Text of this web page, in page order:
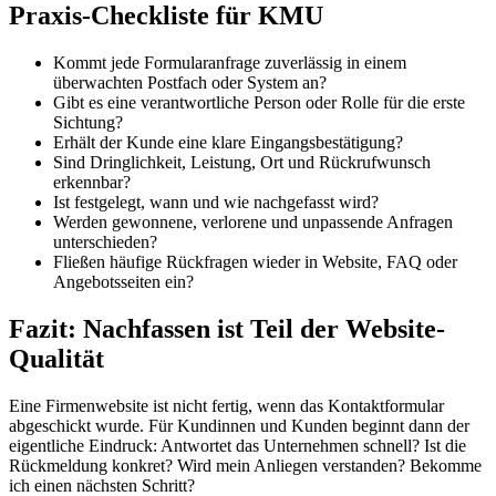
Praxis-Checkliste für KMU
Kommt jede Formularanfrage zuverlässig in einem
überwachten Postfach oder System an?
Gibt es eine verantwortliche Person oder Rolle für die erste
Sichtung?
Erhält der Kunde eine klare Eingangsbestätigung?
Sind Dringlichkeit, Leistung, Ort und Rückrufwunsch
erkennbar?
Ist festgelegt, wann und wie nachgefasst wird?
Werden gewonnene, verlorene und unpassende Anfragen
unterschieden?
Fließen häufige Rückfragen wieder in Website, FAQ oder
Angebotsseiten ein?
Fazit: Nachfassen ist Teil der Website-
Qualität
Eine Firmenwebsite ist nicht fertig, wenn das Kontaktformular
abgeschickt wurde. Für Kundinnen und Kunden beginnt dann der
eigentliche Eindruck: Antwortet das Unternehmen schnell? Ist die
Rückmeldung konkret? Wird mein Anliegen verstanden? Bekomme
ich einen nächsten Schritt?